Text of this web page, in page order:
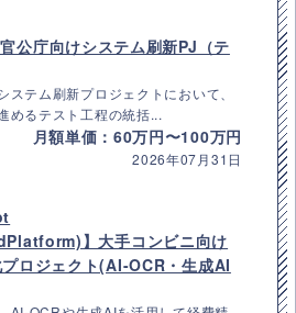
公庁向けシステム刷新PJ（テ
ステム刷新プロジェクトにおいて、
めるテスト工程の統括...
月額単価：60万円〜100万円
2026年07月31日
】大手コンビニ向け
ロジェクト(AI-OCR・生成AI